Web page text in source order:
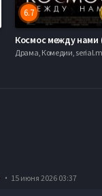
6.7
Драма, Комедии,
15 июня 2026 03:37